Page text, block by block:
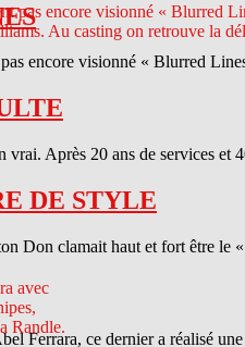
encore visionné « Blurred
Après 20 ans de services et
DE STYLE
Don clamait haut et fort être le «
Ferrara, ce dernier a réalisé